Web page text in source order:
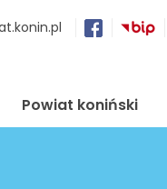
Powiat koniński